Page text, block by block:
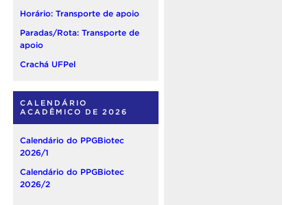
Horário: Transporte de apoio
Paradas/Rota: Transporte de
apoio
Crachá UFPel
CALENDÁRIO
ACADÊMICO DE 2026
Calendário do PPGBiotec
2026/1
Calendário do PPGBiotec
2026/2